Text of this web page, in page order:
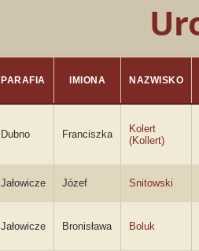
PARAFIA IMIONA NAZWISKO
Dubno Franciszka
Kolert
(Kollert)
Jałowicze Józef Snitowski
Jałowicze Bronisława Boluk